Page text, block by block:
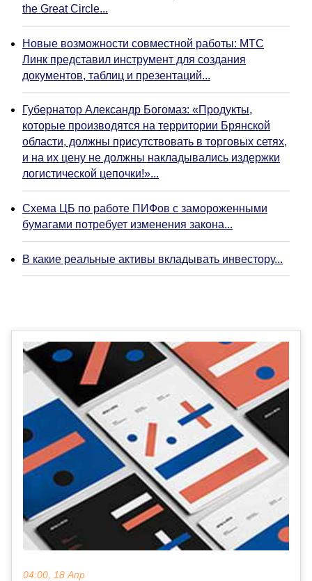
the Great Circle...
Новые возможности совместной работы: МТС
Линк представил инструмент для создания
документов, таблиц и презентаций...
Губернатор Александр Богомаз: «Продукты,
которые производятся на территории Брянской
области, должны присутствовать в торговых сетях,
и на их цену не должны накладывались издержки
логистической цепочки!»...
Схема ЦБ по работе ПИФов с замороженными
бумагами потребует изменения закона...
В какие реальные активы вкладывать инвестору...
04:00, 18 Апр